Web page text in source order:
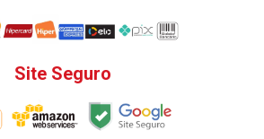
Site Seguro